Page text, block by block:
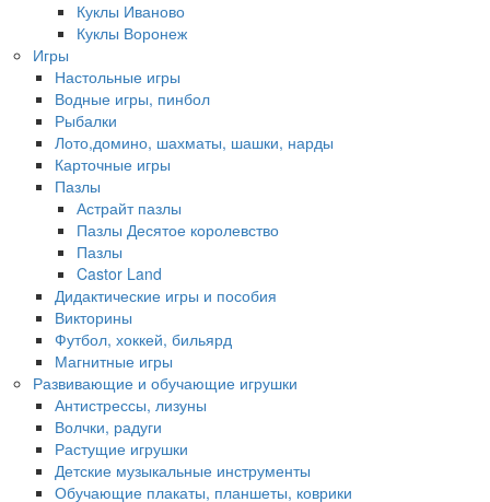
Куклы Иваново
Куклы Воронеж
Игры
Настольные игры
Водные игры, пинбол
Рыбалки
Лото,домино, шахматы, шашки, нарды
Карточные игры
Пазлы
Астрайт пазлы
Пазлы Десятое королевство
Пазлы
Castor Land
Дидактические игры и пособия
Викторины
Футбол, хоккей, бильярд
Магнитные игры
Развивающие и обучающие игрушки
Антистрессы, лизуны
Волчки, радуги
Растущие игрушки
Детские музыкальные инструменты
Обучающие плакаты, планшеты, коврики